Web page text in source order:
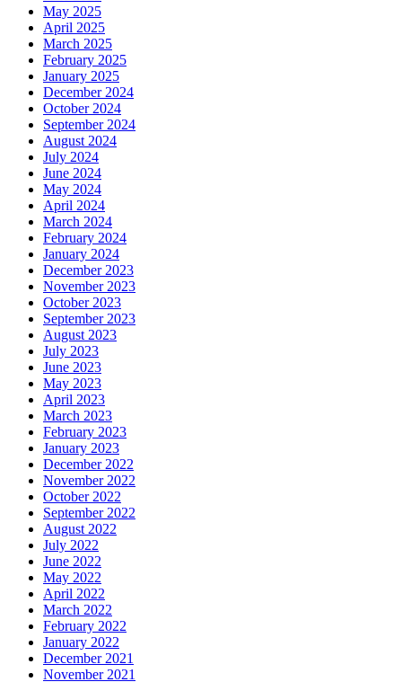
May 2025
April 2025
March 2025
February 2025
January 2025
December 2024
October 2024
September 2024
August 2024
July 2024
June 2024
May 2024
April 2024
March 2024
February 2024
January 2024
December 2023
November 2023
October 2023
September 2023
August 2023
July 2023
June 2023
May 2023
April 2023
March 2023
February 2023
January 2023
December 2022
November 2022
October 2022
September 2022
August 2022
July 2022
June 2022
May 2022
April 2022
March 2022
February 2022
January 2022
December 2021
November 2021